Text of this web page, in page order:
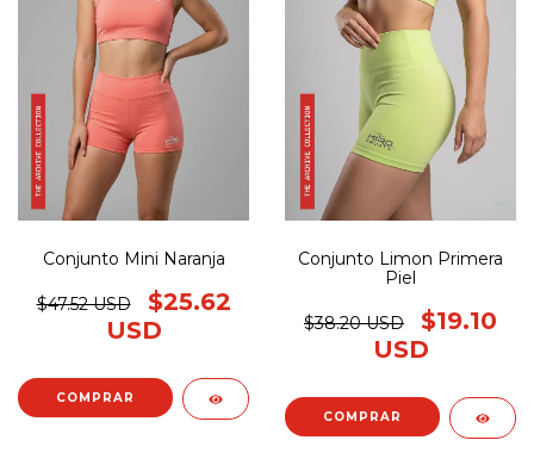
Conjunto Mini Naranja
$47.52 USD
$25.62
USD
COMPRAR
Conjunto Limon Primera
Piel
$38.20 USD
$19.10
USD
COMPRAR